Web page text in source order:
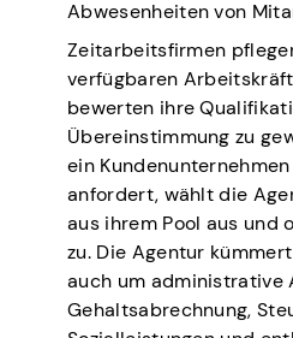
Abwesenheiten von
Zeitarbeitsfirmen
verfügbaren
bewerten ihre
Übereinstimmung zu
ein
anfordert, wählt die
aus ihrem Pool aus und
zu. Die Agentur
auch um administrative
Gehaltsabrechnung,